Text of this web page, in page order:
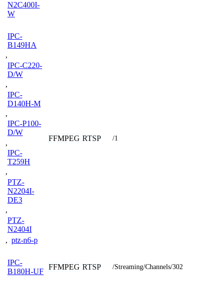
N2C400I-
W
IPC-
B149HA
,
IPC-C220-
D/W
,
IPC-
D140H-M
,
IPC-P100-
D/W
,
IPC-
T259H
,
PTZ-
N2204I-
DE3
,
PTZ-
N2404I
, ptz-n6-p
FFMPEG RTSP /1
IPC-
B180H-UF
FFMPEG RTSP /Streaming/Channels/302